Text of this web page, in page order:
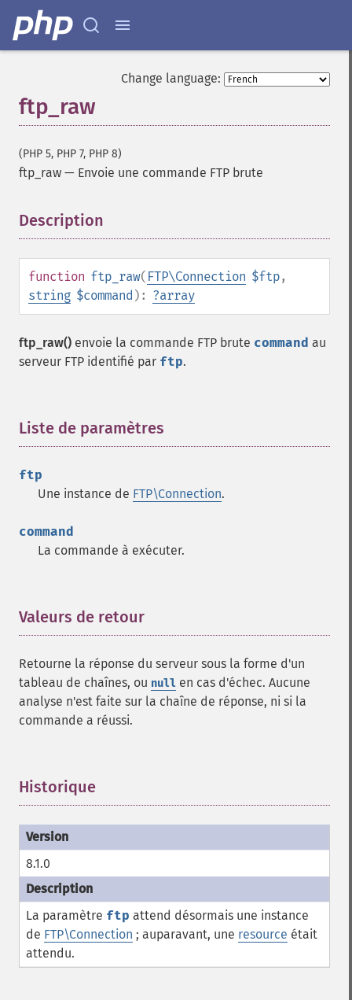
Change language:
ftp_raw
(PHP 5, PHP 7, PHP 8)
ftp_raw — Envoie une commande FTP brute
Description
function ftp_raw( FTP\Connection $ftp,
string $command ): ?array
ftp_raw() envoie la commande FTP brute command au
serveur FTP identifié par ftp.
Liste de paramètres
ftp
Une instance de FTP\Connection.
command
La commande à exécuter.
Valeurs de retour
Retourne la réponse du serveur sous la forme d'un
tableau de chaînes, ou null en cas d'échec. Aucune
analyse n'est faite sur la chaîne de réponse, ni si la
commande a réussi.
Historique
8.1.0
La paramètre ftp attend désormais une instance
de FTP\Connection ; auparavant, une resource était
attendu.